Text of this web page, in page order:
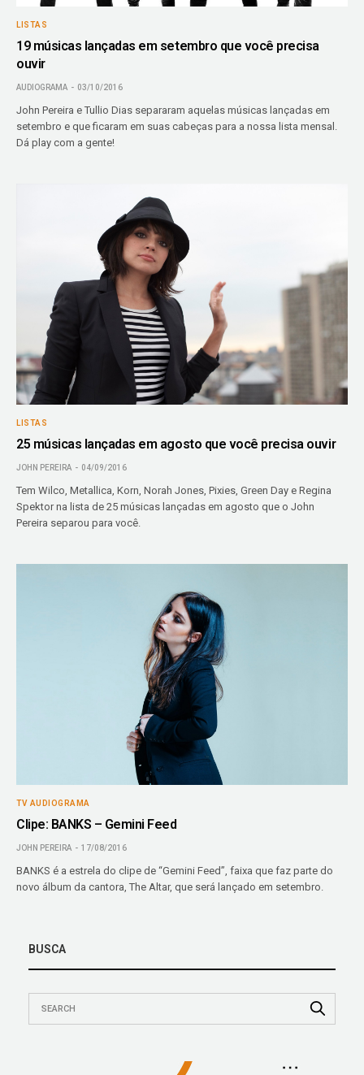
LISTAS
19 músicas lançadas em setembro que você precisa
ouvir
AUDIOGRAMA 03/10/2016
John Pereira e Tullio Dias separaram aquelas músicas lançadas em
setembro e que ficaram em suas cabeças para a nossa lista mensal.
Dá play com a gente!
LISTAS
25 músicas lançadas em agosto que você precisa ouvir
JOHN PEREIRA 04/09/2016
Tem Wilco, Metallica, Korn, Norah Jones, Pixies, Green Day e Regina
Spektor na lista de 25 músicas lançadas em agosto que o John
Pereira separou para você.
TV AUDIOGRAMA
Clipe: BANKS – Gemini Feed
JOHN PEREIRA 17/08/2016
BANKS é a estrela do clipe de “Gemini Feed”, faixa que faz parte do
novo álbum da cantora, The Altar, que será lançado em setembro.
BUSCA